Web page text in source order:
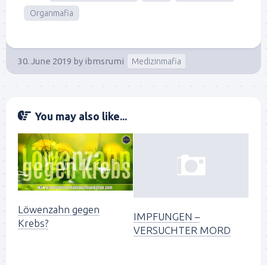
Organmafia
30. June 2019 by ibmsrumi Medizinmafia
You may also like...
Löwenzahn gegen
Krebs?
IMPFUNGEN –
VERSUCHTER MORD